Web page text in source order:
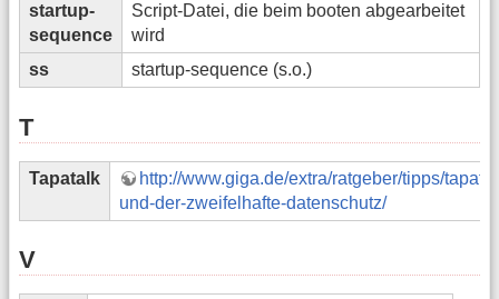
startup-
sequence
Script-Datei, die beim booten abgearbeitet
wird
ss
startup-sequence (s.o.)
T
Tapatalk
http://www.giga.de/extra/ratgeber/tipps/
und-der-zweifelhafte-datenschutz/
V